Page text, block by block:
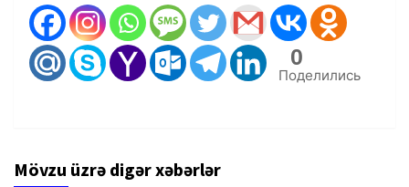
0
Поделились
Mövzu üzrə digər xəbərlər